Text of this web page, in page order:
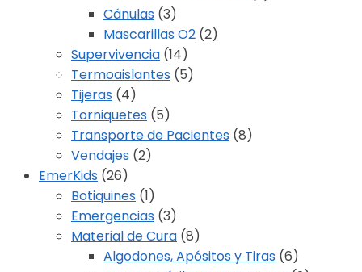
Cánulas (3)
Mascarillas O2 (2)
Supervivencia (14)
Termoaislantes (5)
Tijeras (4)
Torniquetes (5)
Transporte de Pacientes (8)
Vendajes (2)
EmerKids (26)
Botiquines (1)
Emergencias (3)
Material de Cura (8)
Algodones, Apósitos y Tiras (6)